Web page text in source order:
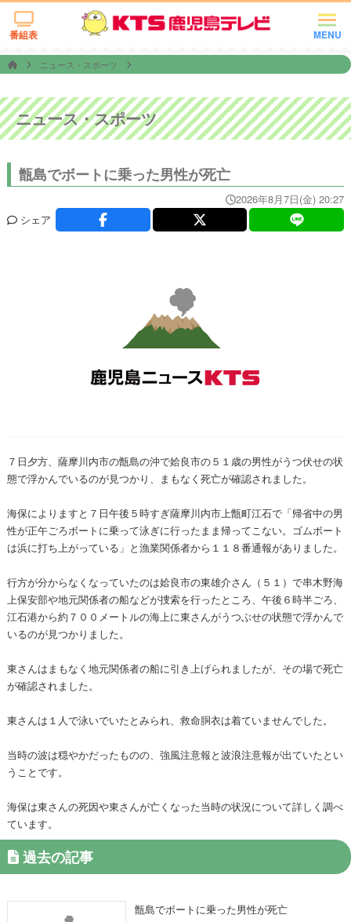
MENU
番組表
ニュース・スポーツ
ニュース・スポーツ
甑島でボートに乗った男性が死亡
2026年8月7日(金) 20:27
シェア
７日夕方、薩摩川内市の甑島の沖で姶良市の５１歳の男性がうつ伏せの状
態で浮かんでいるのが見つかり、まもなく死亡が確認されました。
海保によりますと７日午後５時すぎ薩摩川内市上甑町江石で「帰省中の男
性が正午ごろボートに乗って泳ぎに行ったまま帰ってこない。ゴムボート
は浜に打ち上がっている」と漁業関係者から１１８番通報がありました。
行方が分からなくなっていたのは姶良市の東雄介さん（５１）で串木野海
上保安部や地元関係者の船などが捜索を行ったところ、午後６時半ごろ、
江石港から約７００メートルの海上に東さんがうつぶせの状態で浮かんで
いるのが見つかりました。
東さんはまもなく地元関係者の船に引き上げられましたが、その場で死亡
が確認されました。
東さんは１人で泳いでいたとみられ、救命胴衣は着ていませんでした。
当時の波は穏やかだったものの、強風注意報と波浪注意報が出ていたとい
うことです。
海保は東さんの死因や東さんが亡くなった当時の状況について詳しく調べ
ています。
過去の記事
甑島でボートに乗った男性が死亡